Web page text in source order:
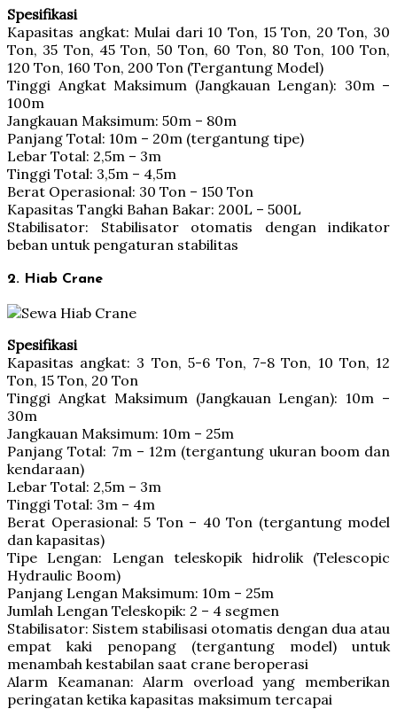
Spesifikasi
Kapasitas angkat: Mulai dari 10 Ton, 15 Ton, 20 Ton, 30
Ton, 35 Ton, 45 Ton, 50 Ton, 60 Ton, 80 Ton, 100 Ton,
120 Ton, 160 Ton, 200 Ton (Tergantung Model)
Tinggi Angkat Maksimum (Jangkauan Lengan): 30m –
100m
Jangkauan Maksimum: 50m – 80m
Panjang Total: 10m – 20m (tergantung tipe)
Lebar Total: 2,5m – 3m
Tinggi Total: 3,5m – 4,5m
Berat Operasional: 30 Ton – 150 Ton
Kapasitas Tangki Bahan Bakar: 200L – 500L
Stabilisator: Stabilisator otomatis dengan indikator
beban untuk pengaturan stabilitas
2. Hiab Crane
Spesifikasi
Kapasitas angkat: 3 Ton, 5-6 Ton, 7-8 Ton, 10 Ton, 12
Ton, 15 Ton, 20 Ton
Tinggi Angkat Maksimum (Jangkauan Lengan): 10m –
30m
Jangkauan Maksimum: 10m – 25m
Panjang Total: 7m – 12m (tergantung ukuran boom dan
kendaraan)
Lebar Total: 2,5m – 3m
Tinggi Total: 3m – 4m
Berat Operasional: 5 Ton – 40 Ton (tergantung model
dan kapasitas)
Tipe Lengan: Lengan teleskopik hidrolik (Telescopic
Hydraulic Boom)
Panjang Lengan Maksimum: 10m – 25m
Jumlah Lengan Teleskopik: 2 – 4 segmen
Stabilisator: Sistem stabilisasi otomatis dengan dua atau
empat kaki penopang (tergantung model) untuk
menambah kestabilan saat crane beroperasi
Alarm Keamanan: Alarm overload yang memberikan
peringatan ketika kapasitas maksimum tercapai